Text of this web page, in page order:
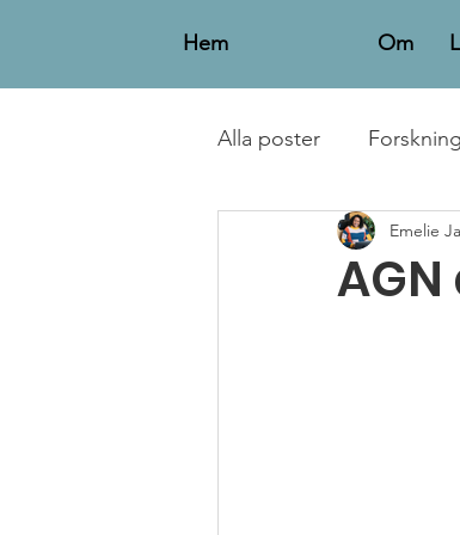
Hem Om
Alla poster Forskning
Personliga Emelie